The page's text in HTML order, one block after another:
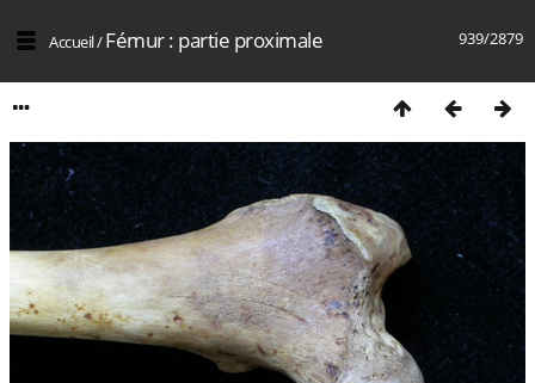
939/2879
Accueil/Fémur : partie proximale